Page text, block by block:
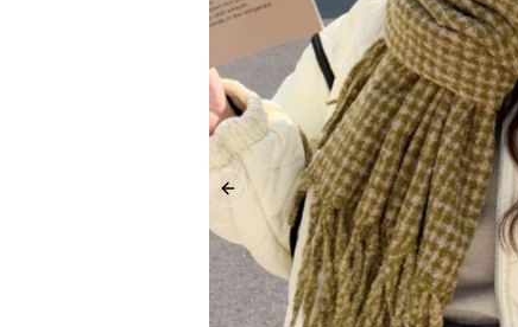
Previous slide